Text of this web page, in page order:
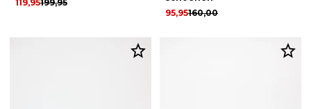
199,95
119,95
160,00
95,95